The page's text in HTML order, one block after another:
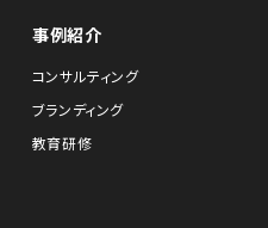
事例紹介
コンサルティング
ブランディング
教育研修